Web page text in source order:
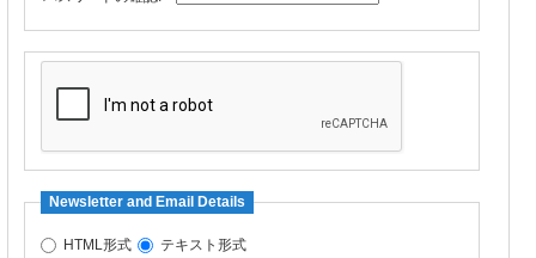
Newsletter and Email Details
HTML形式 テキスト形式